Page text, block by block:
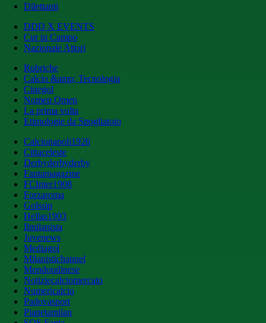
Dilettanti
DDD X EVENTS
Cur in Campo
Nazionale Attori
Rubriche
Calcio &amp; Tecnologia
Cinegol
Nomen Omen
La prima volta
Etimologie da Spogliatoio
Calcionapoli1926
Cittaceleste
Derbyderbyderby
Fantamagazine
FCInter1908
Forzaroma
Golssip
Hellas1903
Ilmilanista
Juvenews
Mediagol
Milanistichannel
Mondoudinese
Notiziecalciomercato
Numericalcio
Padovasport
Pianetamilan